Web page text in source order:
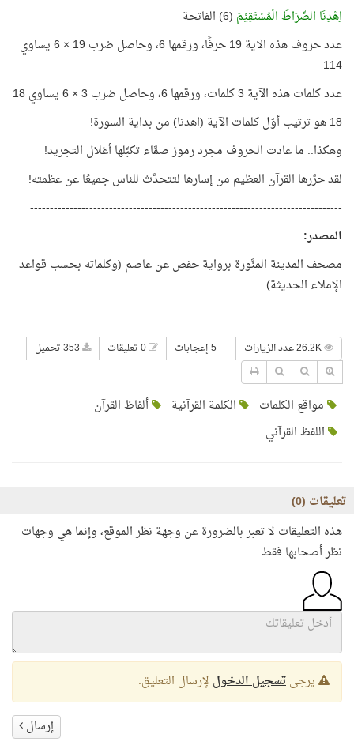
اِهْدِنَاالصِّرَاطَ الْمُسْتَقِيْمَ (6) الفاتحة
عدد حروف هذه الآية 19 حرفًا، ورقمها 6، وحاصل ضرب 19 × 6 يساوي
114
عدد كلمات هذه الآية 3 كلمات، ورقمها 6، وحاصل ضرب 3 × 6 يساوي 18
18 هو ترتيب أوّل كلمات الآية (اهدنا) من بداية السورة!
وهكذا.. ما عادت الحروف مجرد رموز صمَّاء تكبِّلها أغلال التجريد!
لقد حرَّرها القرآن العظيم من إسارها لتتحدَّث للناس جميعًا عن عظمته!
-------------------------------------------------------------------------------
المصدر:
مصحف المدينة المنَّورة برواية حفص عن عاصم (وكلماته بحسب قواعد
الإملاء الحديثة).
5 إعجابات
مواقع الكلمات الكلمة القرآنية
ألفاظ القرآن
اللفظ القرآني
تعليقات (0
)
هذه التعليقات لا تعبر بالضرورة عن وجهة نظر الموقع، وإنما هي وجهات
نظر أصحابها فقط.
يرجىتسجيل الدخول لإرسال التعليق.
إرسال